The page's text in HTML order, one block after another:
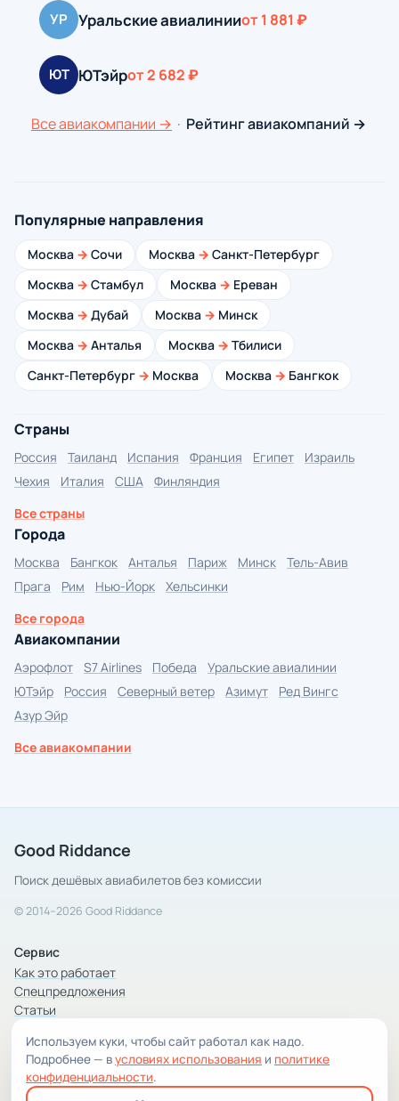
УР Уральские авиалинииот 1 881 ₽
ЮТ ЮТэйрот 2 682 ₽
Все авиакомпании → · Рейтинг авиакомпаний →
Популярные направления
Москва → Сочи Москва → Санкт-Петербург
Москва → Стамбул Москва → Ереван
Москва → Дубай Москва → Минск
Москва → Анталья Москва → Тбилиси
Санкт-Петербург → Москва Москва → Бангкок
Страны
Россия Таиланд Испания Франция Египет
Израиль
Чехия
Италия США
Финляндия
Все страны
Города
Москва Бангкок Анталья Париж Минск
Тель-Авив
Прага
Рим Нью-Йорк
Хельсинки
Все города
Авиакомпании
Аэрофлот S7 Airlines Победа
Уральские авиалинии
ЮТэйр
Россия Северный ветер Азимут
Ред Вингс
Азур Эйр
Все авиакомпании
Good Riddance
Поиск дешёвых авиабилетов без комиссии
© 2014–2026 Good Riddance
Сервис
Как это работает
Спецпредложения
Статьи
Компания
Компания и контакты
Условия использования
Используем куки, чтобы сайт работал как надо.
Подробнее — вусловиях использования и политике
конфиденциальности.